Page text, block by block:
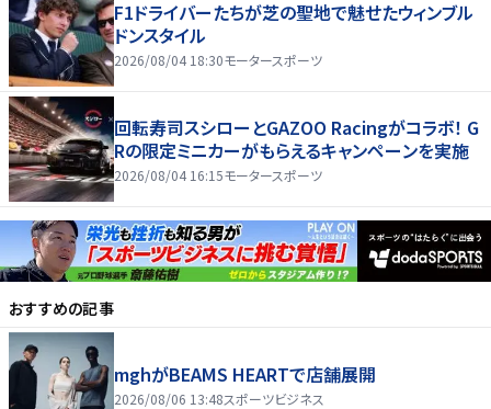
F1ドライバーたちが芝の聖地で魅せたウィンブル
ドンスタイル
2026/08/04 18:30モータースポーツ
回転寿司スシローとGAZOO Racingがコラボ！ G
Rの限定ミニカーがもらえるキャンペーンを実施
2026/08/04 16:15モータースポーツ
おすすめの記事
mghがBEAMS HEARTで店舗展開
2026/08/06 13:48スポーツビジネス